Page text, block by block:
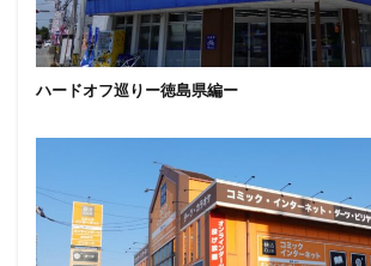
ハードオフ巡りー徳島県編ー